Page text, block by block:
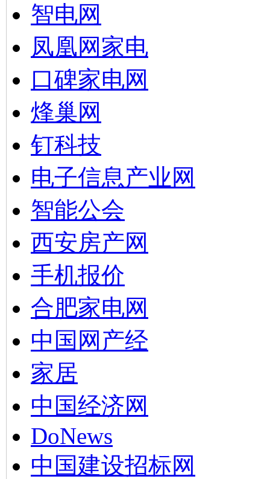
智电网
凤凰网家电
口碑家电网
烽巢网
钉科技
电子信息产业网
智能公会
西安房产网
手机报价
合肥家电网
中国网产经
家居
中国经济网
DoNews
中国建设招标网